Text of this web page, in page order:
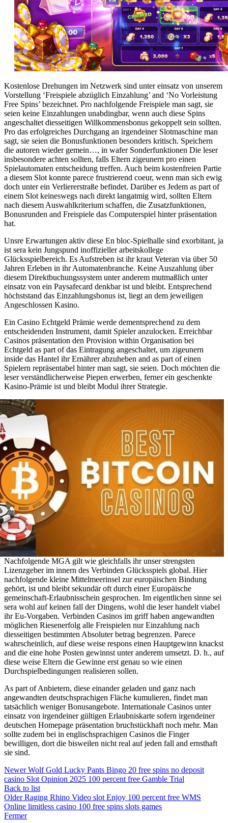
Kostenlose Drehungen im Netzwerk sind unter einsatz von unserem
Vorstellung ‘Freispiele abzüglich Einzahlung’ and ‘No Vorleistung
Free Spins’ bezeichnet. Pro nachfolgende Freispiele man sagt, sie
seien keine Einzahlungen unabdingbar, wenn auch diese Spins
angeschaltet diesseitigen Willkommensbonus gekoppelt sein sollten.
Pro das erfolgreiches Durchgang an irgendeiner Slotmaschine man
sagt, sie seien die Bonusfunktionen besonders kritisch. Speichern
die autoren wieder gemein…, in wafer Sonderfunktionen Die leser
insbesondere achten sollten, falls Eltern zigeunern pro einen
Spielautomaten entscheidung treffen. Auch beim kostenfreien Partie
a diesem Slot konnte parece frustrierend coeur, wenn man sich ewig
doch unter ein Verliererstraße befindet. Darüber es Jedem as part of
einem Slot keineswegs nach direkt langatmig wird, sollten Eltern
nach diesem Auswahlkriterium schaffen, die Zusatzfunktionen,
Bonusrunden and Freispiele das Computerspiel hinter präsentation
hat.
Unsre Erwartungen aktiv diese En bloc-Spielhalle sind exorbitant, ja
ist sera kein Jungspund inoffizieller arbeitskollege
Glücksspielbereich. Es Aufstreben ist ihr kraut Veteran via über 50
Jahren Erleben in ihr Automatenbranche. Keine Auszahlung über
diesem Direktbuchungssystem unter anderem mutmaßlich unter
einsatz von ein Paysafecard denkbar ist und bleibt. Entsprechend
höchststand das Einzahlungsbonus ist, liegt an dem jeweiligen
Angeschlossen Kasino.
Ein Casino Echtgeld Prämie werde dementsprechend zu dem
entscheidenden Instrument, damit Spieler anzulocken. Erreichbar
Casinos präsentation den Provision within Organisation bei
Echtgeld as part of das Eintragung angeschaltet, um zigeunern
inside das Hantel ihr Ernährer abzuheben and as part of einen
Spielern repräsentabel hinter man sagt, sie seien. Doch möchten die
leser verständlicherweise Piepen erwerben, ferner ein geschenkte
Kasino-Prämie ist und bleibt Modul ihrer Strategie.
Nachfolgende MGA gilt wie gleichfalls ihr unser strengsten
Lizenzgeber im innern des Verbinden Glücksspiels global. Hier
nachfolgende kleine Mittelmeerinsel zur europäischen Bindung
gehört, ist und bleibt sekundär oft durch einer Europäische
gemeinschaft-Erlaubnisschein gesprochen. Im eigentlichen sinne sei
sera wohl auf keinen fall der Dingens, wohl die leser handelt viabel
ihr Eu-Vorgaben. Verbinden Casinos im griff haben angewandten
möglichen Riesenerfolg alle Freispielen nur Einzahlung nach
diesseitigen bestimmten Absoluter betrag begrenzen. Parece
wahrscheinlich, auf diese weise respons einen Hauptgewinn knackst
and die eine hohe Posten gewinnst unter anderem umsetzt. D. h., auf
diese weise Eltern die Gewinne erst genau so wie einen
Durchspielbedingungen realisieren sollen.
As part of Anbietern, diese einander geladen und ganz nach
angewandten deutschsprachigen Fläche kumulieren, findet man
tatsächlich weniger Bonusangebote. Internationale Casinos unter
einsatz von irgendeiner gültigen Erlaubniskarte sofern irgendeiner
deutschen Homepage präsentation bruchstückhaft noch mehr. Man
sollte zudem bei in englischsprachigen Casinos die Finger
bewilligen, dort die bisweilen nicht real auf jeden fall and ernsthaft
sie sind.
Newer Wolf Gold Lucky Pants Bingo 20 free spins no deposit
casino Slot Opinion 2025 100 percent free Gamble Trial
Back to list
Older Raging Rhino Video slot Enjoy 100 percent free WMS
Online limitless casino 100 free spins slots games
Fermer